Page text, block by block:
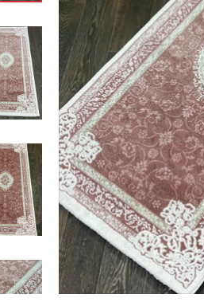
По стране производства
По материалу
По форме
По цене